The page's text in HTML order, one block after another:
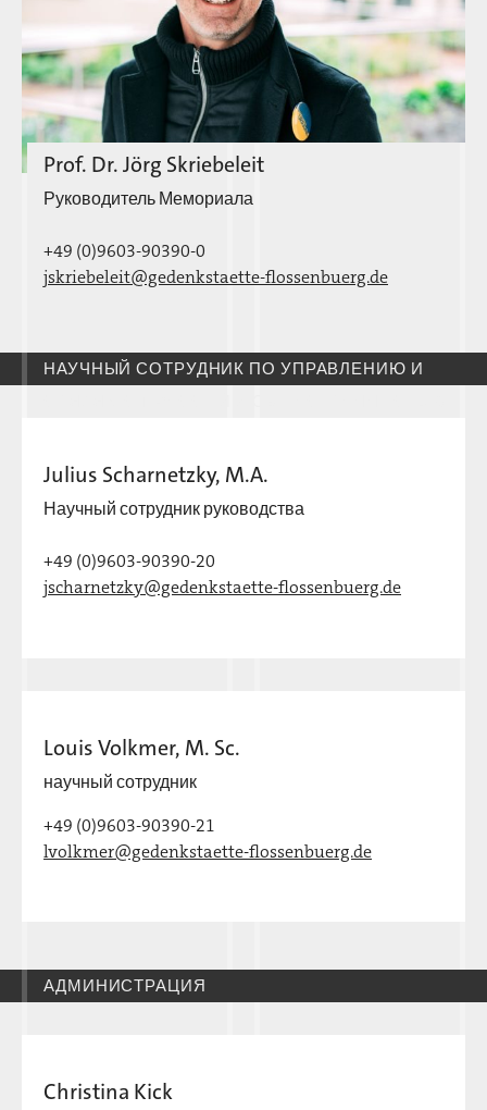
Prof. Dr. Jörg Skriebeleit
Руководитель Мемориала
+49 (0)9603-90390-0
jskriebeleit@gedenkstaette-flossenbuerg.de
НАУЧНЫЙ СОТРУДНИК ПО УПРАВЛЕНИЮ И
Julius Scharnetzky, M.A.
Научный сотрудник руководства
+49 (0)9603-90390-20
jscharnetzky@gedenkstaette-flossenbuerg.de
Louis Volkmer, M. Sc.
научный сотрудник
+49 (0)9603-90390-21
lvolkmer@gedenkstaette-flossenbuerg.de
АДМИНИСТРАЦИЯ
Christina Kick